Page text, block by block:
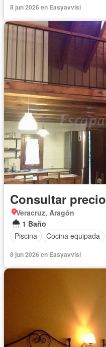
8 jun 2026 en Easyavvisi
Consultar precio
Veracruz, Aragón
1 Baño
Piscina
Cocina equipada
8 jun 2026 en Easyavvisi